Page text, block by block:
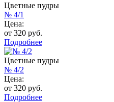
Цветные пудры
№ 4/1
Цена:
от 320 руб.
Подробнее
Цветные пудры
№ 4/2
Цена:
от 320 руб.
Подробнее